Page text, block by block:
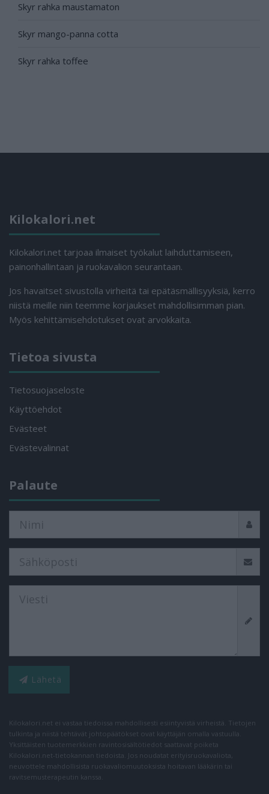
Skyr rahka maustamaton
Skyr mango-panna cotta
Skyr rahka toffee
Kilokalori.net
Kilokalori.net tarjoaa ilmaiset työkalut laihduttamiseen,
painonhallintaan ja ruokavalion seurantaan.
Jos havaitset sivustolla virheitä tai epätäsmällisyyksiä, kerro
niistä meille niin teemme korjaukset mahdollisimman pian.
Myös kehittämisehdotukset ovat arvokkaita.
Tietoa sivusta
Tietosuojaseloste
Käyttöehdot
Evästeet
Evästevalinnat
Palaute
Lähetä
Kilokalori.net ei vastaa tiedoissa mahdollisesti esiintyvistä virheistä. Tietojen
tulkinta ja niistä tehtävät johtopäätökset ovat käyttäjän omalla vastuulla.
Yksittäisten tuotemerkkien ravintosisältötiedot saattavat poiketa
Kilokalori.net-tietokannan tiedoista. Jos noudatat erityisruokavaliota,
neuvottele mahdollisista ruokavaliomuutoksista hoitavan lääkärin tai
ravitsemusterapeutin kanssa.